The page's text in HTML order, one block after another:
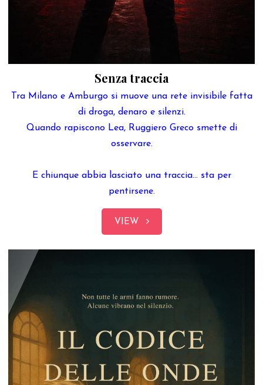
Senza traccia
Tra Milano e Amburgo si muove una rete invisibile fatta
di droga, denaro e silenzi.
Quando rapiscono Lea, Ruggiero Greco smette di
osservare.
E chiunque abbia lasciato una traccia… sta per
pentirsene.
VIEW